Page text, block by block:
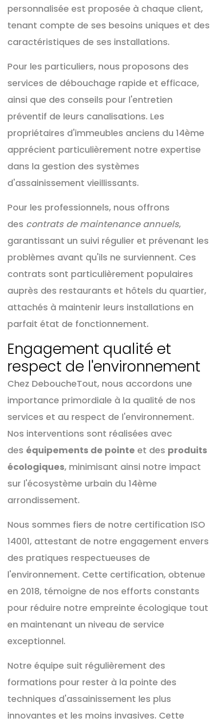
personnalisée est proposée à chaque client,
tenant compte de ses besoins uniques et des
caractéristiques de ses installations.
Pour les particuliers, nous proposons des
services de débouchage rapide et efficace,
ainsi que des conseils pour l'entretien
préventif de leurs canalisations. Les
propriétaires d'immeubles anciens du 14ème
apprécient particulièrement notre expertise
dans la gestion des systèmes
d'assainissement vieillissants.
Pour les professionnels, nous offrons
des contrats de maintenance annuels,
garantissant un suivi régulier et prévenant les
problèmes avant qu'ils ne surviennent. Ces
contrats sont particulièrement populaires
auprès des restaurants et hôtels du quartier,
attachés à maintenir leurs installations en
parfait état de fonctionnement.
Engagement qualité et
respect de l'environnement
Chez DeboucheTout, nous accordons une
importance primordiale à la qualité de nos
services et au respect de l'environnement.
Nos interventions sont réalisées avec
des équipements de pointe et des produits
écologiques, minimisant ainsi notre impact
sur l'écosystème urbain du 14ème
arrondissement.
Nous sommes fiers de notre certification ISO
14001, attestant de notre engagement envers
des pratiques respectueuses de
l'environnement. Cette certification, obtenue
en 2018, témoigne de nos efforts constants
pour réduire notre empreinte écologique tout
en maintenant un niveau de service
exceptionnel.
Notre équipe suit régulièrement des
formations pour rester à la pointe des
techniques d'assainissement les plus
innovantes et les moins invasives. Cette